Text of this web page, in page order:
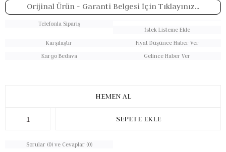
Orijinal Ürün - Garanti Belgesi İçin Tıklayınız...
Telefonla Sipariş
İstek Listeme Ekle
Karşılaştır
Fiyat Düşünce Haber Ver
Kargo Bedava
Gelince Haber Ver
Sorular (0) ve Cevaplar (0)